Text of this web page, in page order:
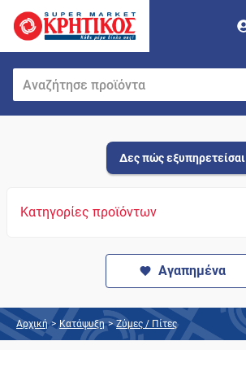
Δες πώς εξυπηρετείσαι
Κατηγορίες προϊόντων
Αγαπημένα
Αρχική > Κατάψυξη > Ζύμες / Πίτες